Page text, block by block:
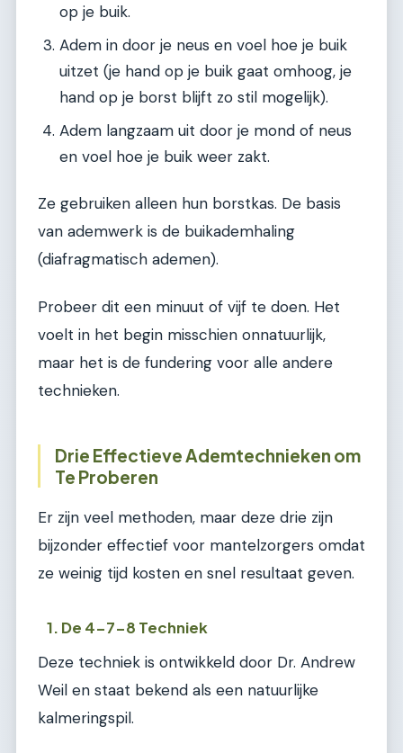
op je buik.
Adem in door je neus en voel hoe je buik
uitzet (je hand op je buik gaat omhoog, je
hand op je borst blijft zo stil mogelijk).
Adem langzaam uit door je mond of neus
en voel hoe je buik weer zakt.
Ze gebruiken alleen hun borstkas. De basis
van ademwerk is de buikademhaling
(diafragmatisch ademen).
Probeer dit een minuut of vijf te doen. Het
voelt in het begin misschien onnatuurlijk,
maar het is de fundering voor alle andere
technieken.
Drie Effectieve Ademtechnieken om
Te Proberen
Er zijn veel methoden, maar deze drie zijn
bijzonder effectief voor mantelzorgers omdat
ze weinig tijd kosten en snel resultaat geven.
1. De 4-7-8 Techniek
Deze techniek is ontwikkeld door Dr. Andrew
Weil en staat bekend als een natuurlijke
kalmeringspil.